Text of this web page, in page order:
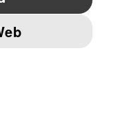
IMPRINT AND LEGAL DATA